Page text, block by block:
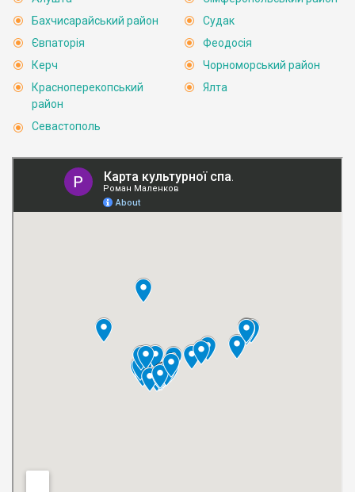
Бахчисарайський район
Євпаторія
Керч
Красноперекопський
район
Севастополь
Судак
Феодосія
Чорноморський район
Ялта